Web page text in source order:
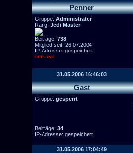
Penner
Gruppe: Administrator
Rang: Jedi Master
Beiträge: 738
Mitglied seit: 26.07.2004
IP-Adresse: gespeichert
31.05.2006 16:46:03
Gast
Gruppe: gesperrt
Beiträge: 34
IP-Adresse: gespeichert
31.05.2006 17:04:49